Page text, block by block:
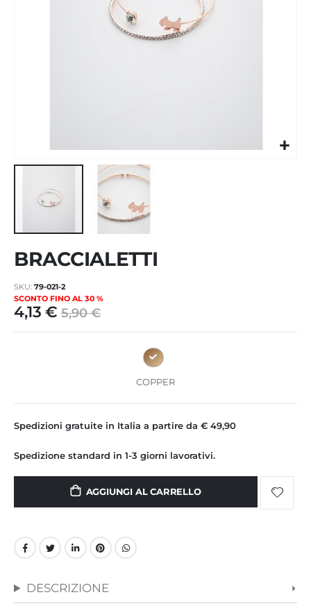
all'inizio
della
galleria
di
immagini
BRACCIALETTI
SCONTO FINO AL 30 %
SKU 79-021-2
4,13 € 5,90 €
COPPER
Spedizioni gratuite in Italia a partire da € 49,90
Spedizione standard in 1-3 giorni lavorativi.
AGGIUNGI AL CARRELLO
DESCRIZIONE